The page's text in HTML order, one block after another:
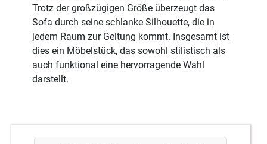
Trotz der großzügigen Größe überzeugt das
Sofa durch seine schlanke Silhouette, die in
jedem Raum zur Geltung kommt. Insgesamt ist
dies ein Möbelstück, das sowohl stilistisch als
auch funktional eine hervorragende Wahl
darstellt.